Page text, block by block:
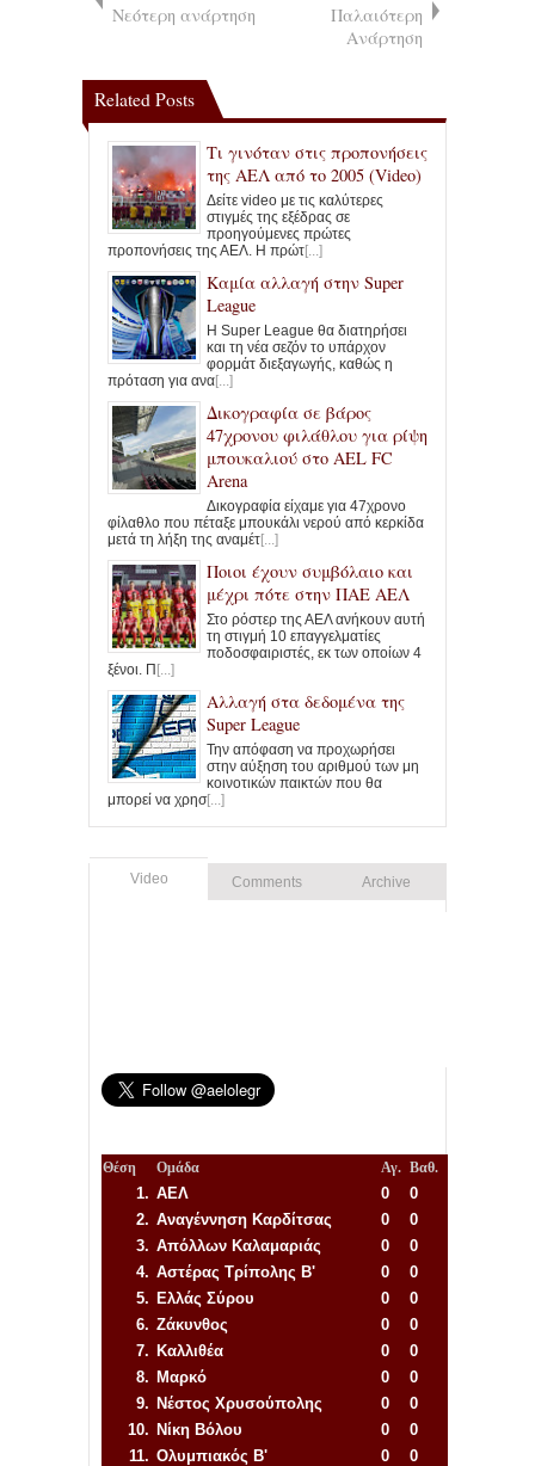
Νεότερη ανάρτηση
Παλαιότερη
Ανάρτηση
Related Posts
Τι γινόταν στις προπονήσεις
της ΑΕΛ από το 2005 (Video)
Δείτε video με τις καλύτερες
στιγμές της εξέδρας σε
προηγούμενες πρώτες
προπονήσεις της ΑΕΛ. Η πρώτ[...]
Καμία αλλαγή στην Super
League
Η Super League θα διατηρήσει
και τη νέα σεζόν το υπάρχον
φορμάτ διεξαγωγής, καθώς η
πρόταση για ανα[...]
Δικογραφία σε βάρος
47χρονου φιλάθλου για ρίψη
μπουκαλιού στο AEL FC
Arena
Δικογραφία είχαμε για 47χρονο
φίλαθλο που πέταξε μπουκάλι νερού από κερκίδα
μετά τη λήξη της αναμέτ[...]
Ποιοι έχουν συμβόλαιο και
μέχρι πότε στην ΠΑΕ ΑΕΛ
Στο ρόστερ της ΑΕΛ ανήκουν αυτή
τη στιγμή 10 επαγγελματίες
ποδοσφαιριστές, εκ των οποίων 4
ξένοι. Π[...]
Αλλαγή στα δεδομένα της
Super League
Την απόφαση να προχωρήσει
στην αύξηση του αριθμού των μη
κοινοτικών παικτών που θα
μπορεί να χρησ[...]
Video Comments Archive
Θέση Ομάδα Αγ. Βαθ.
1. ΑΕΛ 0
0
2. Αναγέννηση Καρδίτσας 0
0
3. Απόλλων Καλαμαριάς 0
0
4. Αστέρας Τρίπολης Β' 0
0
5. Ελλάς Σύρου 0
0
6. Ζάκυνθος 0
0
7. Καλλιθέα 0
0
8. Μαρκό 0
0
9. Νέστος Χρυσούπολης 0
0
10. Νίκη Βόλου 0
0
11. Ολυμπιακός Β' 0
0